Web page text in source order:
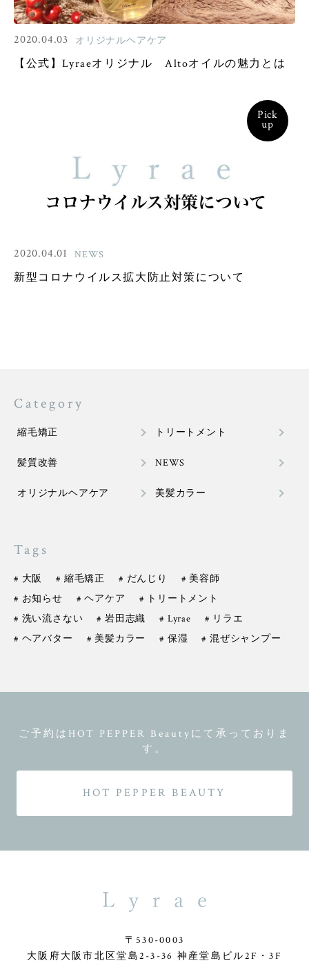
2020.04.03 オリジナルヘアケア
【公式】Lyraeオリジナル Altoオイルの魅力とは
2020.04.01 NEWS
新型コロナウイルス拡大防止対策について
Pick
up
Category
縮毛矯正 トリートメント
髪質改善 NEWS
オリジナルヘアケア 美髪カラー
Tags
# 大阪 # 縮毛矯正 # だんじり
# 美容師
# お知らせ
# ヘアケア
# トリートメント
# 洗い流さない
# 岩田志織 # Lyrae
# リラエ
# ヘアバター
# 美髪カラー # 保湿 # 混ぜシャンプー
ご予約はHOT PEPPER Beautyにて承っておりま
す。
HOT PEPPER BEAUTY
〒530-0003
大阪府大阪市北区堂島2-3-36 神産堂島ビル2F・3F